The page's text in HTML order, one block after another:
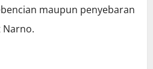
maupun penyebaran
Narno.